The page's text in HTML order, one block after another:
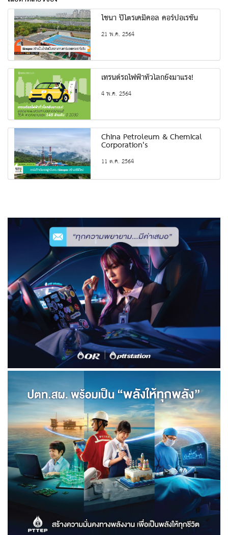
ไชนา ปิโตรเคมิคอล คอร์ปอเรชัน
21 พ.ค. 2564
เทรนด์รถไฟฟ้าทั่วโลกยังมาแรง!
4 พ.ค. 2564
China Petroleum & Chemical
Corporation's
11 ต.ค. 2564